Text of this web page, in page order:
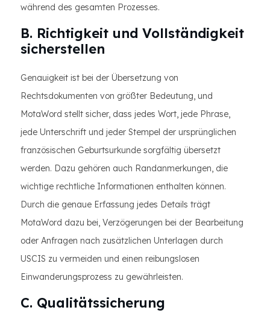
während des gesamten Prozesses.
B. Richtigkeit und Vollständigkeit
sicherstellen
Genauigkeit ist bei der Übersetzung von
Rechtsdokumenten von größter Bedeutung, und
MotaWord stellt sicher, dass jedes Wort, jede Phrase,
jede Unterschrift und jeder Stempel der ursprünglichen
französischen Geburtsurkunde sorgfältig übersetzt
werden. Dazu gehören auch Randanmerkungen, die
wichtige rechtliche Informationen enthalten können.
Durch die genaue Erfassung jedes Details trägt
MotaWord dazu bei, Verzögerungen bei der Bearbeitung
oder Anfragen nach zusätzlichen Unterlagen durch
USCIS zu vermeiden und einen reibungslosen
Einwanderungsprozess zu gewährleisten.
C. Qualitätssicherung